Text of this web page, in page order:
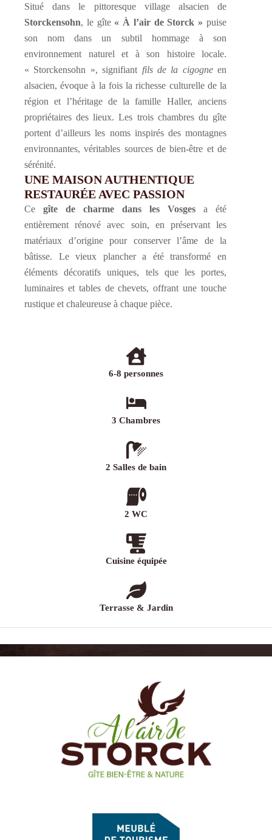
Situé dans le pittoresque village alsacien de
Storckensohn, le gîte « À l’air de Storck » puise
son nom dans un subtil hommage à son
environnement naturel et à son histoire locale.
« Storckensohn », signifiant fils de la cigogneen
alsacien, évoque à la fois la richesse culturelle de la
région et l’héritage de la famille Haller, anciens
propriétaires des lieux. Les trois chambres du gîte
portent d’ailleurs les noms inspirés des montagnes
environnantes, véritables sources de bien-être et de
sérénité.
UNE MAISON AUTHENTIQUE
RESTAURÉE AVEC PASSION
Ce gîte de charme dans les Vosges a été
entièrement rénové avec soin, en préservant les
matériaux d’origine pour conserver l’âme de la
bâtisse. Le vieux plancher a été transformé en
éléments décoratifs uniques, tels que les portes,
luminaires et tables de chevets, offrant une touche
rustique et chaleureuse à chaque pièce.
6-8 personnes
3 Chambres
2 Salles de bain
2 WC
Cuisine équipée
Terrasse & Jardin